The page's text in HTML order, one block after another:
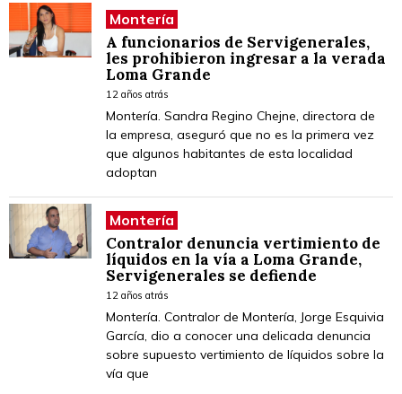
Montería
A funcionarios de Servigenerales,
les prohibieron ingresar a la verada
Loma Grande
12 años atrás
Montería. Sandra Regino Chejne, directora de
la empresa, aseguró que no es la primera vez
que algunos habitantes de esta localidad
adoptan
Montería
Contralor denuncia vertimiento de
líquidos en la vía a Loma Grande,
Servigenerales se defiende
12 años atrás
Montería. Contralor de Montería, Jorge Esquivia
García, dio a conocer una delicada denuncia
sobre supuesto vertimiento de líquidos sobre la
vía que